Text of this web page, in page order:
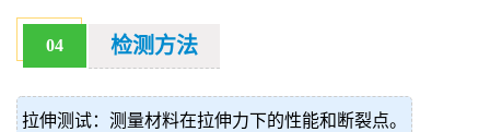
04 检测方法
拉伸测试：测量材料在拉伸力下的性能和断裂点。